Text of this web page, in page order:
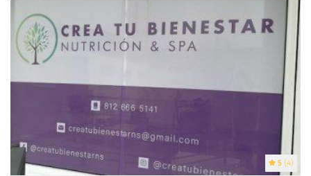
5 (4)